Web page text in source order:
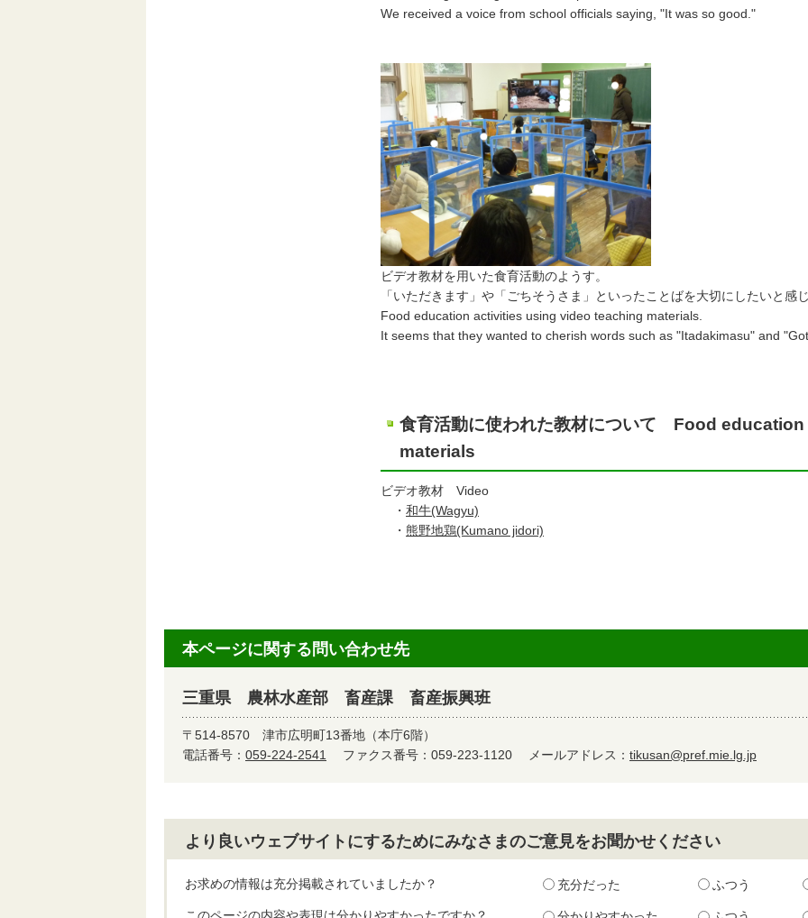
We received a voice from school officials saying, "It was so good."
ビデオ教材を用いた食育活動のようす。
「いただきます」や「ごちそうさま」といったことばを大切にしたいと感
Food education activities using video teaching materials.
It seems that they wanted to cherish words such as "Itadakimasu" and
食育活動に使われた教材について Food
materials
ビデオ教材 Video
・ 和牛(Wagyu)
・ 熊野地鶏(Kumano jidori)
本ページに関する問い合わせ先
三重県 農林水産部 畜産課 畜産振興班
〒514-8570 津市広明町13番地（本庁6階）
電話番号： 059-224-2541 ファクス番号：059-223-1120 メールアドレス： tikusan@pref.mie.lg.jp
より良いウェブサイトにするためにみなさまのご意見をお聞かせください
お求めの情報は充分掲載されていましたか？ 充分だった ふつう